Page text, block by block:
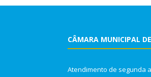
CÂMARA MUNICIPAL
Atendimento de segunda